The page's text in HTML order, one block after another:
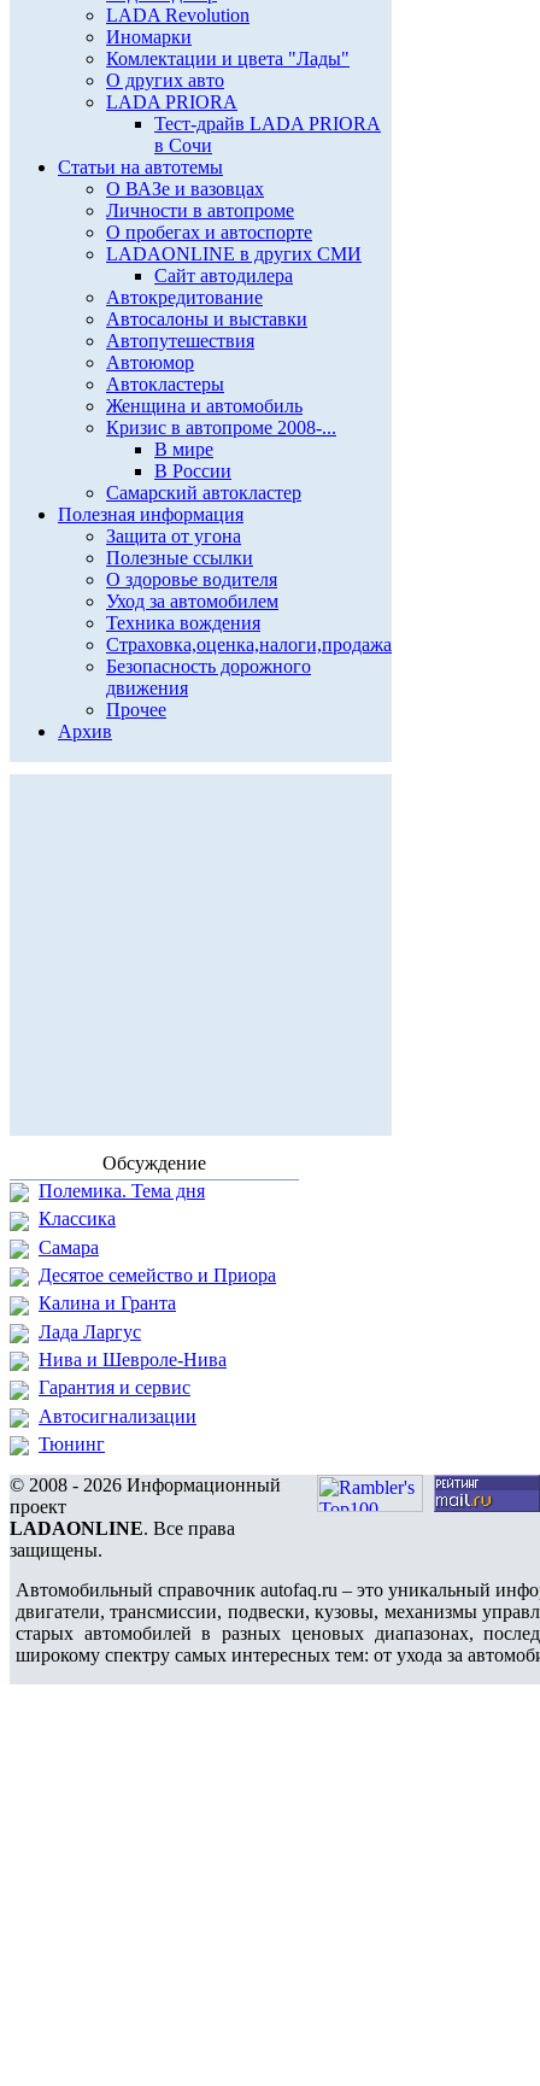
LADA Revolution
Иномарки
Комлектации и цвета "Лады"
О других авто
LADA PRIORA
Тест-драйв LADA PRIORA
в Сочи
Статьи на автотемы
О ВАЗе и вазовцах
Личности в автопроме
О пробегах и автоспорте
LADAONLINE в других СМИ
Сайт автодилера
Автокредитование
Автосалоны и выставки
Автопутешествия
Автоюмор
Автокластеры
Женщина и автомобиль
Кризис в автопроме 2008-...
В мире
В России
Самарский автокластер
Полезная информация
Защита от угона
Полезные ссылки
О здоровье водителя
Уход за автомобилем
Техника вождения
Страховка,оценка,налоги,продажа
Безопасность дорожного
движения
Прочее
Архив
Обсуждение
Полемика. Тема дня
Классика
Самара
Десятое семейство и Приора
Калина и Гранта
Лада Ларгус
Нива и Шевроле-Нива
Гарантия и сервис
Автосигнализации
Тюнинг
© 2008 - 2026 Информационный
проект
LADAONLINE. Все права
защищены.
Автомобильный справочник autofaq.ru – это уникальный
двигатели, трансмиссии, подвески, кузовы, механизмы
старых автомобилей в разных ценовых диапазонах,
широкому спектру самых интересных тем: от ухода за